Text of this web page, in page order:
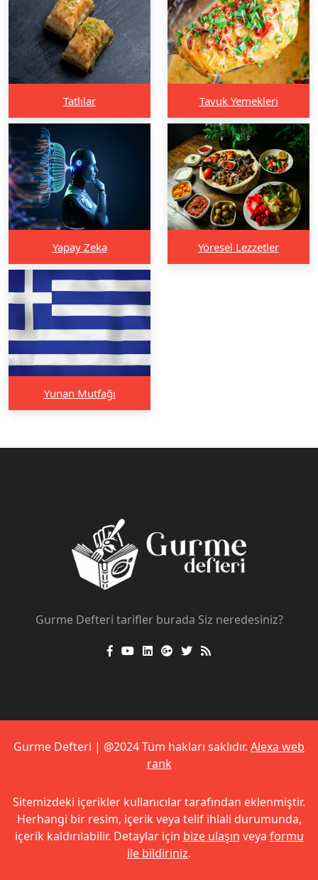
Tatlılar Tavuk Yemekleri
Yapay Zeka Yöresel Lezzetler
Yunan Mutfağı
Gurme Defteri tarifler burada Siz neredesiniz?
Gurme Defteri | @2024 Tüm hakları saklıdır. Alexa web
rank
Sitemizdeki içerikler kullanıcılar tarafından eklenmiştir.
Herhangi bir resim, içerik veya telif ihlali durumunda,
içerik kaldırılabilir. Detaylar için bize ulaşın veya formu
ile bildiriniz.